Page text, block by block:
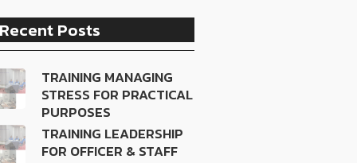
Posts
TRAINING MANAGING
STRESS FOR PRACTICAL
PURPOSES
TRAINING LEADERSHIP
FOR OFFICER & STAFF